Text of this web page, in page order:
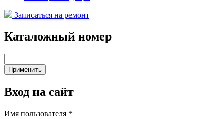
Записаться на ремонт
Каталожный номер
Вход на сайт
Имя пользователя *